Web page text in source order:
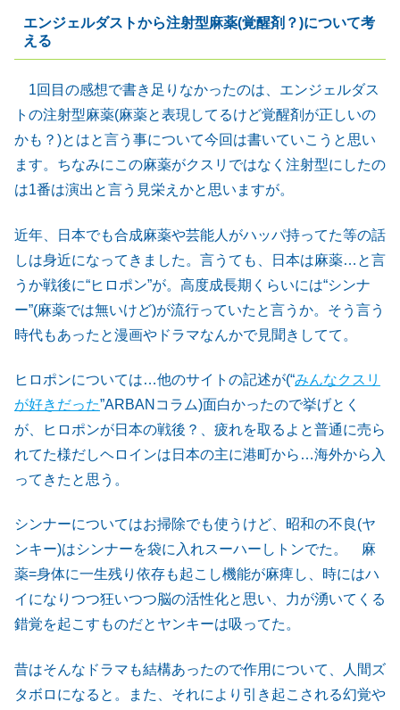
エンジェルダストから注射型麻薬(覚醒剤？)について考
える
1回目の感想で書き足りなかったのは、エンジェルダス
トの注射型麻薬(麻薬と表現してるけど覚醒剤が正しいの
かも？)とはと言う事について今回は書いていこうと思い
ます。ちなみにこの麻薬がクスリではなく注射型にしたの
は1番は演出と言う見栄えかと思いますが。
近年、日本でも合成麻薬や芸能人がハッパ持ってた等の話
しは身近になってきました。言うても、日本は麻薬…と言
うか戦後に“ヒロポン”が。高度成長期くらいには“シンナ
ー”(麻薬では無いけど)が流行っていたと言うか。そう言う
時代もあったと漫画やドラマなんかで見聞きしてて。
ヒロポンについては…他のサイトの記述が(“みんなクスリ
が好きだった”ARBANコラム)面白かったので挙げとく
が、ヒロポンが日本の戦後？、疲れを取るよと普通に売ら
れてた様だしヘロインは日本の主に港町から…海外から入
ってきたと思う。
シンナーについてはお掃除でも使うけど、昭和の不良(ヤ
ンキー)はシンナーを袋に入れスーハーしトンでた。 麻
薬=身体に一生残り依存も起こし機能が麻痺し、時にはハ
イになりつつ狂いつつ脳の活性化と思い、力が湧いてくる
錯覚を起こすものだとヤンキーは吸ってた。
昔はそんなドラマも結構あったので作用について、人間ズ
タボロになると。また、それにより引き起こされる幻覚や